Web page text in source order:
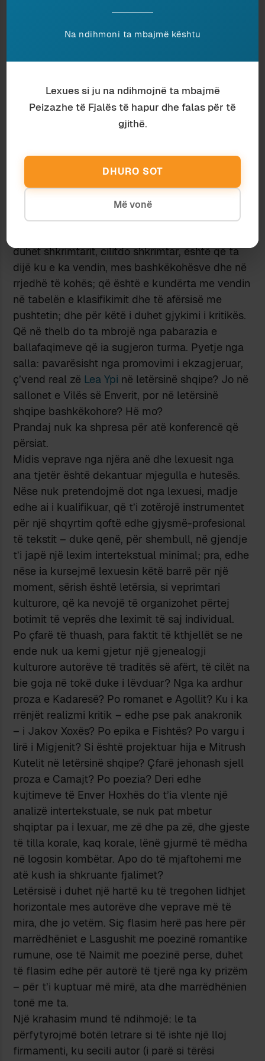
shkrimtarë bashkëkohorë na bëjnë krenarë që
jemi shqiptarë? Që na mahnitin me bukurinë e
Në realitet, pjesëmarrësit në atë konferencë aq
sepse aktivitete të tilla duhen paraprirë nga një
punë që te ne nuk është kryer. Disa shkrimtarë
janë bërë fytyra të njohura deri në mërzi, dalin
kudogjendje (ubikuitet), fyejnë dhe fyhen,
prononcohen sa dhe si të munden, shkojnë në
podkast me kryeministrin, gëzojnë e shijojnë
favorin qeveritar, promovohen si të ishin faktorë,
por edhe ata vetë e dinë, nëse e kanë seriozisht
duhet shkrimtarit, cilitdo shkrimtar, është që ta
dijë ku e ka vendin, mes bashkëkohësve dhe në
rrjedhë të kohës; që është e kundërta me vendin
në tabelën e klasifikimit dhe të afërsisë me
pushtetin; dhe për këtë i duhet gjykimi i kritikës.
Që në thelb do ta mbrojë nga pabarazia e
ballafaqimeve që ia sugjeron turma. Pyetje nga
salla: pavarësisht nga promovimi i ekzagjeruar,
ç’vend real zë Lea Ypi në letërsinë shqipe? Jo në
sallonet e Vilës së Enverit, por në letërsinë
shqipe bashkëkohore? Hë mo?
Prandaj nuk ka shpresa për atë konferencë që
përsiat.
Midis veprave nga njëra anë dhe lexuesit nga
ana tjetër është dekantuar mjegulla e hutesës.
Nëse nuk pretendojmë dot nga lexuesi, madje
edhe ai i kualifikuar, që t’i zotërojë instrumentet
për një shqyrtim qoftë edhe gjysmë-profesional
të tekstit – duke qenë, për shembull, në gjendje
t’i japë një lexim intertekstual minimal; pra, edhe
nëse ia kursejmë lexuesin këtë barrë për një
moment, sërish është letërsia, si veprimtari
kulturore, që ka nevojë të organizohet përtej
botimit të veprës dhe leximit të saj individual.
Po çfarë të thuash, para faktit të kthjellët se ne
ende nuk ua kemi gjetur një gjenealogji
kulturore autorëve të traditës së afërt, të cilët na
bie goja në tokë duke i lëvduar? Nga ka ardhur
proza e Kadaresë? Po romanet e Agollit? Ku i ka
rrënjët realizmi kritik – edhe pse pak anakronik
– i Jakov Xoxës? Po epika e Fishtës? Po vargu i
lirë i Migjenit? Si është projektuar hija e Mitrush
Kutelit në letërsinë shqipe? Çfarë jehonash sjell
proza e Camajt? Po poezia? Deri edhe
kujtimeve të Enver Hoxhës do t’ia vlente një
analizë intertekstuale, se nuk pat mbetur
shqiptar pa i lexuar, me zë dhe pa zë, dhe gjeste
të tilla korale, kaq korale, lënë gjurmë të mëdha
në logosin kombëtar. Apo do të mjaftohemi me
atë kush ia shkruante fjalimet?
Letërsisë i duhet një hartë ku të tregohen lidhjet
horizontale mes autorëve dhe veprave më të
mira, dhe jo vetëm. Siç flasim herë pas here për
marrëdhëniet e Lasgushit me poezinë romantike
rumune, ose të Naimit me poezinë perse, duhet
të flasim edhe për autorë të tjerë nga ky prizëm
– për t’i kuptuar më mirë, ata dhe marrëdhënien
tonë me ta.
Një krahasim mund të ndihmojë: le ta
përfytyrojmë botën letrare si të ishte një lloj
firmamenti, ku secili autor (i parë si tërësi
Na ndihmoni ta mbajmë kështu
Lexues si ju na ndihmojnë ta mbajmë
Peizazhe të Fjalës të hapur dhe falas për të
gjithë.
DHURO SOT
Më vonë